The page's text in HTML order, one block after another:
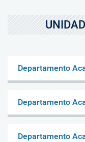
Departamento
Departamento
Departamento